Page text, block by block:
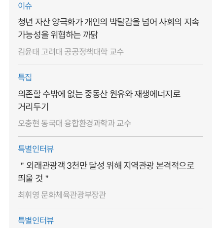
이슈
청년 자산 양극화가 개인의 박탈감을 넘어 사회의 지속
가능성을 위협하는 까닭
김윤태 고려대 공공정책대학 교수
특집
의존할 수밖에 없는 중동산 원유와 재생에너지로
거리두기
오충현 동국대 융합환경과학과 교수
특별인터뷰
＂외래관광객 3천만 달성 위해 지역관광 본격적으로
띄울 것＂
최휘영 문화체육관광부장관
특별인터뷰